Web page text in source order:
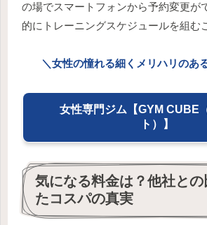
の場でスマートフォンから予約変更が
的にトレーニングスケジュールを組む
＼女性の憧れる細くメリハリのあ
女性専門ジム【GYM CUBE
ト）】
気になる料金は？他社との
たコスパの真実